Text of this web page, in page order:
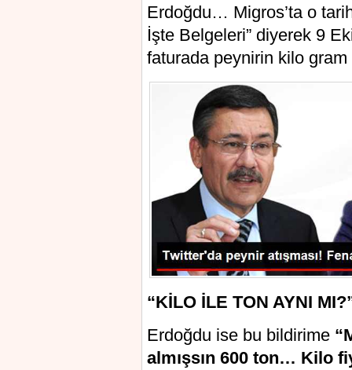
Erdoğdu… Migros’ta o
İşte Belgeleri” diyerek 9
faturada peynirin kilo gram
“KİLO İLE TON AYNI
Erdoğdu ise bu bildirime
almışsın 600 ton… Kilo